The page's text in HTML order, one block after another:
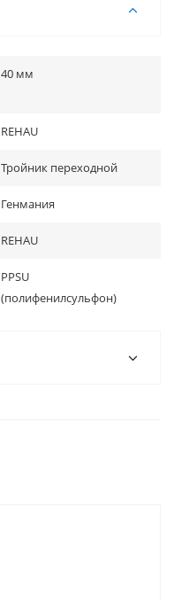
40 мм
REHAU
Тройник переходной
Генмания
REHAU
PPSU
(полифенилсульфон)